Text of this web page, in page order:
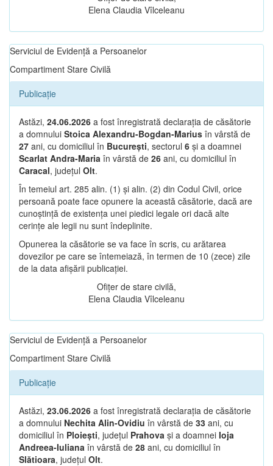
Elena Claudia Vîlceleanu
Serviciul de Evidență a Persoanelor
Compartiment Stare Civilă
Publicație
Astăzi, 24.06.2026 a fost înregistrată declarația de căsătorie
a domnului Stoica Alexandru-Bogdan-Marius în vârstă de
27 ani, cu domiciliul în București, sectorul 6 și a doamnei
Scarlat Andra-Maria în vârstă de 26 ani, cu domiciliul în
Caracal, județul Olt.
În temeiul art. 285 alin. (1) și alin. (2) din Codul Civil, orice
persoană poate face opunere la această căsătorie, dacă are
cunoștință de existența unei piedici legale ori dacă alte
cerințe ale legii nu sunt îndeplinite.
Opunerea la căsătorie se va face în scris, cu arătarea
dovezilor pe care se întemeiază, în termen de 10 (zece) zile
de la data afișării publicației.
Ofițer de stare civilă,
Elena Claudia Vîlceleanu
Serviciul de Evidență a Persoanelor
Compartiment Stare Civilă
Publicație
Astăzi, 23.06.2026 a fost înregistrată declarația de căsătorie
a domnului Nechita Alin-Ovidiu în vârstă de 33 ani, cu
domiciliul în Ploiești, județul Prahova și a doamnei Ioja
Andreea-Iuliana în vârstă de 28 ani, cu domiciliul în
Slătioara, județul Olt.